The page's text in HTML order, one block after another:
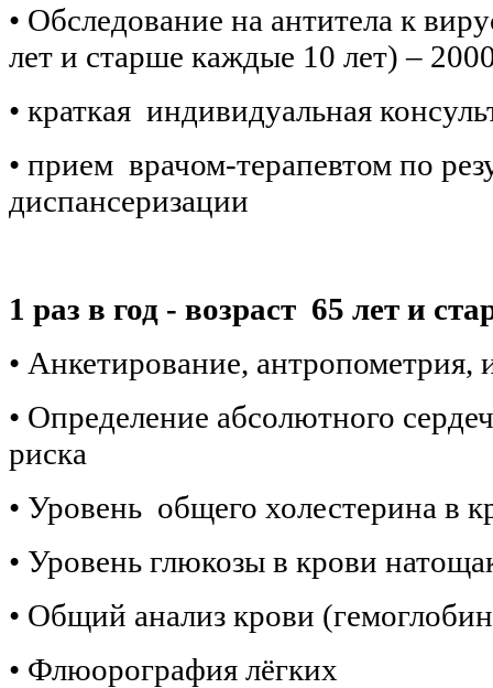
• Обследование на антитела к
лет и старше каждые 10 лет) –
• краткая индивидуальная
• прием врачом-терапевтом по
диспансеризации
1 раз в год - возраст 65 лет и
• Анкетирование, антропометрия,
• Определение абсолютного
риска
• Уровень общего холестерина в
• Уровень глюкозы в крови
• Общий анализ крови
• Флюорография лёгких